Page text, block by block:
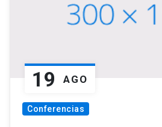
19 AGO
Conferencias